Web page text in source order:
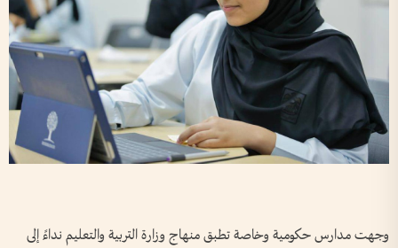
وجهت مدارس حكومية وخاصة تطبق منهاج وزارة التربية والتعليم نداءً إلى